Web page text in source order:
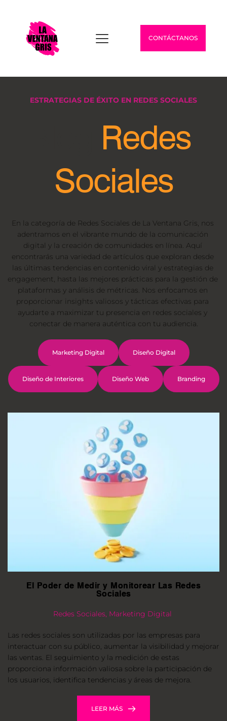
CONTÁCTANOS
ESTRATEGIAS DE ÉXITO EN REDES SOCIALES
Redes
Sociales
En la categoría de Redes Sociales de La Ventana Gris, nos
adentramos en el vibrante mundo de la comunicación
digital y la creación de comunidades en línea. Aquí
encontrarás una variedad de artículos que exploran desde
las últimas tendencias en contenido viral y estrategias de
engagement, hasta las mejores prácticas para la gestión de
plataformas y análisis de métricas. Nos enfocamos en
proporcionar insights valiosos y tácticas efectivas para
ayudarte a maximizar tu presencia en redes sociales y
conectar de manera auténtica con tu audiencia.
Marketing Digital Diseño Digital
Diseño de Interiores Diseño Web Branding
El Poder de Medir y Monitorear Las Redes
Sociales
Redes Sociales, Marketing Digital
Las redes sociales son utilizadas por las empresas para
interactuar con su público, aumentar la visibilidad y mejorar
las ventas. El seguimiento y la medición de estas
proporciona información valiosa sobre la participación de
los usuarios, identifica tendencias y áreas de mejora.
LEER MÁS